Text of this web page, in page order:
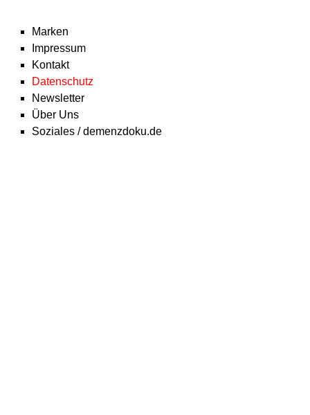
Marken
Impressum
Kontakt
Datenschutz
Newsletter
Über Uns
Soziales / demenzdoku.de